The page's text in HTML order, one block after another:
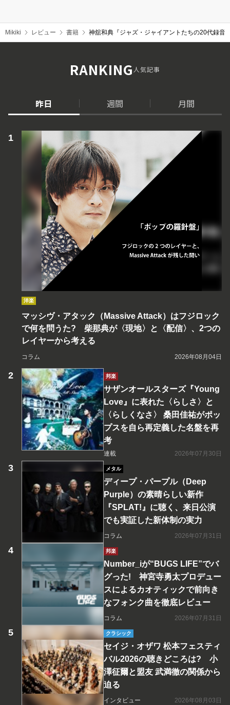
Mikiki レビュー 書籍 神舘和典『ジャズ・ジャイアントたちの20代録
RANKING人気記事
昨日 週間 月間
洋楽
マッシヴ・アタック（Massive Attack）はフジロック
で何を問うた? 柴那典が〈現地〉と〈配信〉、2つの
レイヤーから考える
コラム 2026年08月04日
邦楽
サザンオールスターズ『Young
Love』に表れた〈らしさ〉と
〈らしくなさ〉 桑田佳祐がポッ
プスを自ら再定義した名盤を再
考
連載 2026年07月30日
メタル
ディープ・パープル（Deep
Purple）の素晴らしい新作
『SPLAT!』に聴く、来日公演
でも実証した新体制の実力
コラム 2026年07月31日
邦楽
Number_iが“BUGS LIFE”でバ
グった! 神宮寺勇太プロデュー
スによるカオティックで前向き
なフォンク曲を徹底レビュー
コラム 2026年07月31日
クラシック
セイジ・オザワ 松本フェスティ
バル2026の聴きどころは? 小
澤征爾と盟友 武満徹の関係から
迫る
インタビュー 2026年08月03日